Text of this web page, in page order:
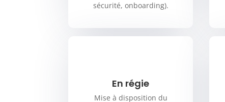
sécurité, onboarding).
En régie
Mise à disposition du